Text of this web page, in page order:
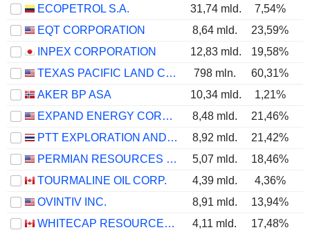
ECOPETROL S.A.
31,74 mld. 7,54%
EQT CORPORATION
8,64 mld. 23,59%
INPEX CORPORATION
12,83 mld. 19,58%
TEXAS PACIFIC LAND CORPORATION
798 mln. 60,31%
AKER BP ASA
10,34 mld. 1,21%
EXPAND ENERGY CORPORATION
8,48 mld. 21,46%
PTT EXPLORATION AND PRODUCTION
8,92 mld. 21,42%
PERMIAN RESOURCES CORPORATION
5,07 mld. 18,46%
TOURMALINE OIL CORP.
4,39 mld. 4,36%
OVINTIV INC.
8,91 mld. 13,94%
WHITECAP RESOURCES INC.
4,11 mld. 17,48%